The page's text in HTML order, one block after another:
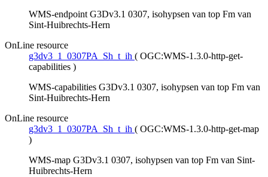
WMS-endpoint G3Dv3.1 0307, isohypsen van top Fm van
Sint-Huibrechts-Hern
OnLine resource
g3dv3_1_0307PA_Sh_t_ih ( OGC:WMS-1.3.0-http-get-
capabilities )
WMS-capabilities G3Dv3.1 0307, isohypsen van top Fm van
Sint-Huibrechts-Hern
OnLine resource
g3dv3_1_0307PA_Sh_t_ih ( OGC:WMS-1.3.0-http-get-map
)
WMS-map G3Dv3.1 0307, isohypsen van top Fm van Sint-
Huibrechts-Hern